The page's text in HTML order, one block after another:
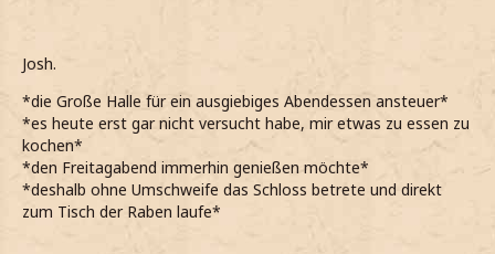
Josh.
*die Große Halle für ein ausgiebiges Abendessen ansteuer*
*es heute erst gar nicht versucht habe, mir etwas zu essen zu
kochen*
*den Freitagabend immerhin genießen möchte*
*deshalb ohne Umschweife das Schloss betrete und direkt
zum Tisch der Raben laufe*